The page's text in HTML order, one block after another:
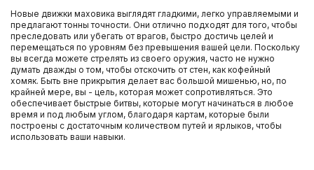
Новые движки маховика выглядят гладкими, легко управляемыми и
предлагают тонны точности. Они отлично подходят для того, чтобы
преследовать или убегать от врагов, быстро достичь целей и
перемещаться по уровням без превышения вашей цели. Поскольку
вы всегда можете стрелять из своего оружия, часто не нужно
думать дважды о том, чтобы отскочить от стен, как кофейный
хомяк. Быть вне прикрытия делает вас большой мишенью, но, по
крайней мере, вы - цель, которая может сопротивляться. Это
обеспечивает быстрые битвы, которые могут начинаться в любое
время и под любым углом, благодаря картам, которые были
построены с достаточным количеством путей и ярлыков, чтобы
использовать ваши навыки.